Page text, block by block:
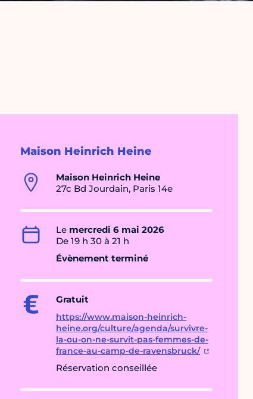
Maison Heinrich Heine
Maison Heinrich Heine
27c Bd Jourdain, Paris 14e
Le mercredi 6 mai 2026
De 19 h 30 à 21 h
Évènement terminé
Gratuit
https://www.maison-heinrich-
heine.org/culture/agenda/survivre-
la-ou-on-ne-survit-pas-femmes-de-
france-au-camp-de-ravensbruck/
Réservation conseillée